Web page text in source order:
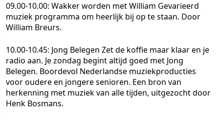
09.00-10.00: Wakker worden met William Gevarieerd
muziek programma om heerlijk bij op te staan. Door
William Breurs.
10.00-10.45: Jong Belegen Zet de koffie maar klaar en je
radio aan. Je zondag begint altijd goed met Jong
Belegen. Boordevol Nederlandse muziekproducties
voor oudere en jongere senioren. Een bron van
herkenning met muziek van alle tijden, uitgezocht door
Henk Bosmans.